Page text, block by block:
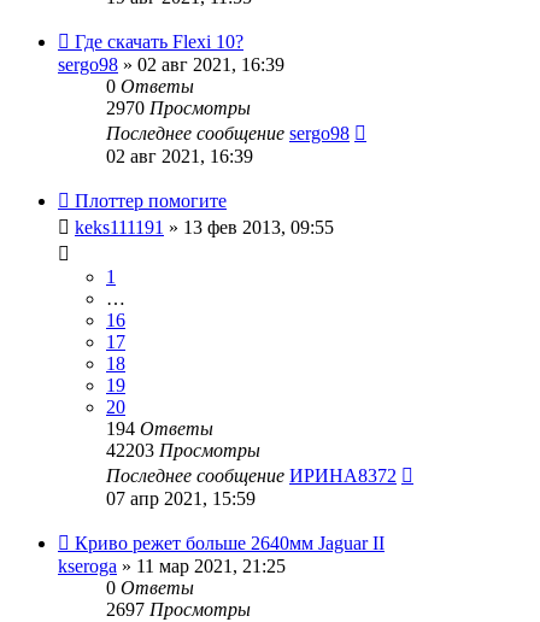
Где скачать Flexi 10?
sergo98 » 02 авг 2021, 16:39
0 Ответы
2970 Просмотры
Последнее сообщение sergo98
02 авг 2021, 16:39
Плоттер помогите
keks111191 » 13 фев 2013, 09:55
1
…
16
17
18
19
20
194 Ответы
42203 Просмотры
Последнее сообщение ИРИНА8372
07 апр 2021, 15:59
Криво режет больше 2640мм Jaguar II
kseroga » 11 мар 2021, 21:25
0 Ответы
2697 Просмотры